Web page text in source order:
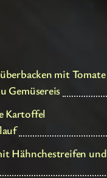
mit Tomate
Gemüsereis
Kartoffel
Hähnchestreifen und